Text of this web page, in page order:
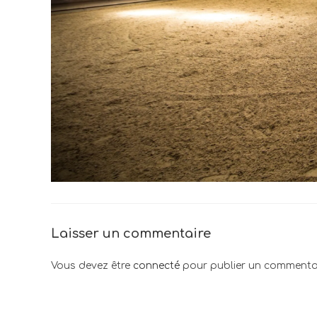
Laisser un commentaire
Vous devez être connecté pour publier un